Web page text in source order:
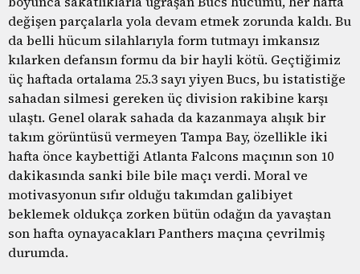
değişen parçalarla yola devam etmek zorunda kaldı. Bu
da belli hücum silahlarıyla form tutmayı imkansız
kılarken defansın formu da bir hayli kötü. Geçtiğimiz
üç haftada ortalama 25.3 sayı yiyen Bucs, bu istatistiğe
sahadan silmesi gereken üç division rakibine karşı
ulaştı. Genel olarak sahada da kazanmaya alışık bir
takım görüntüsü vermeyen Tampa Bay, özellikle iki
hafta önce kaybettiği Atlanta Falcons maçının son 10
dakikasında sanki bile bile maçı verdi. Moral ve
motivasyonun sıfır olduğu takımdan galibiyet
beklemek oldukça zorken bütün odağın da yavaştan
son hafta oynayacakları Panthers maçına çevrilmiş
durumda.